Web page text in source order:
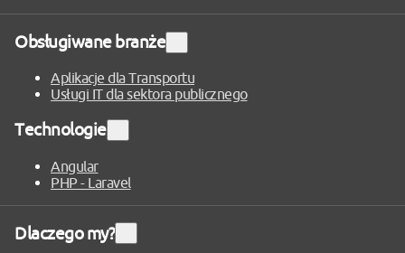
Obsługiwane branże Rozwiń
sekcję
Aplikacje dla Transportu
Usługi IT dla sektora publicznego
Technologie Rozwiń
Angular
PHP - Laravel
Dlaczego my? Rozwiń